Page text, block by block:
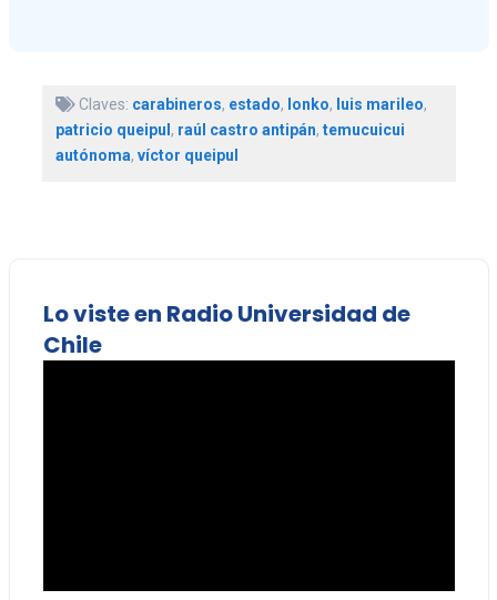
Claves: carabineros, estado, lonko, luis marileo,
patricio queipul, raúl castro antipán, temucuicui
autónoma, víctor queipul
Lo viste en Radio Universidad de
Chile